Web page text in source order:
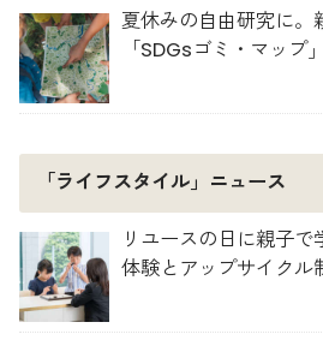
夏休みの自由研究に。
「SDGsゴミ・マップ
「ライフスタイル」ニュース
リユースの日に親子
体験とアップサイクル